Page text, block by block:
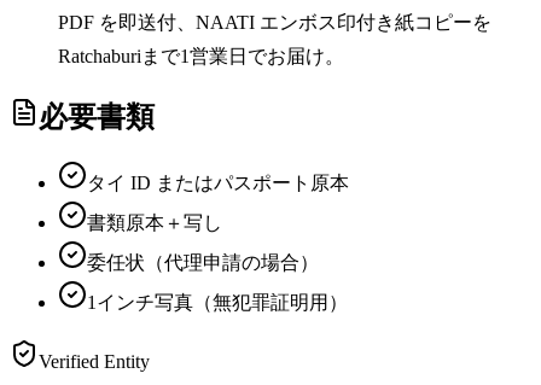
PDF を即送付、NAATI エンボス印付き紙コピーを
Ratchaburiまで1営業日でお届け。
必要書類
タイ ID またはパスポート原本
書類原本＋写し
委任状（代理申請の場合）
1インチ写真（無犯罪証明用）
Verified Entity